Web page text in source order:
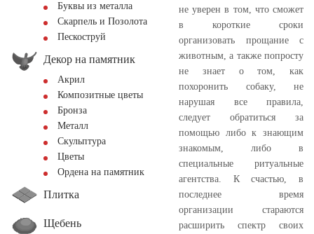
Буквы из металла
Скарпель и Позолота
Пескоструй
Декор на памятник
Акрил
Композитные цветы
Бронза
Металл
Скульптура
Цветы
Ордена на памятник
Плитка
Щебень
не уверен в том, что сможет
в короткие сроки
организовать прощание с
животным, а также попросту
не знает о том, как
похоронить собаку, не
нарушая все правила,
следует обратиться за
помощью либо к знающим
знакомым, либо в
специальные ритуальные
агентства. К счастью, в
последнее время
организации стараются
расширить спектр своих